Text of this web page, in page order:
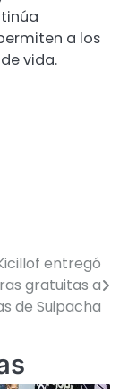
a los
vida.
entregó
gratuitas a
de Suipacha